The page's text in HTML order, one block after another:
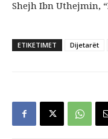
Shejh Ibn Uthejmin,
ETIKETIMET Dijetarët